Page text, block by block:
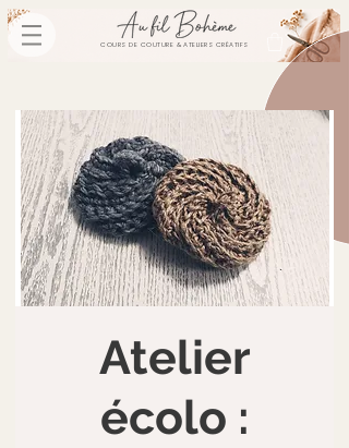
COURS DE COUTURE & ATELIERS CRÉATIFS
Atelier
écolo :